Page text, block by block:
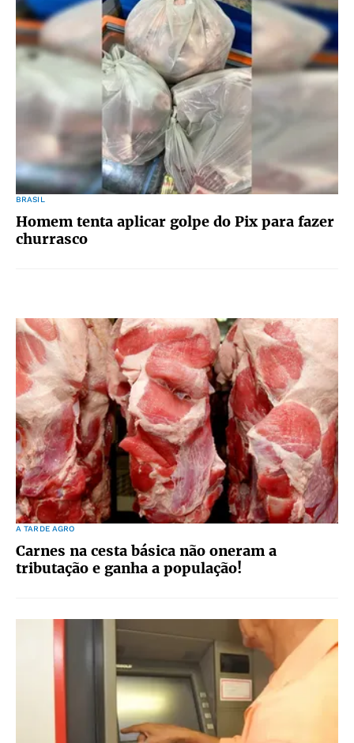
BRASIL
Homem tenta aplicar golpe do Pix para fazer
churrasco
A TARDE AGRO
Carnes na cesta básica não oneram a
tributação e ganha a população!